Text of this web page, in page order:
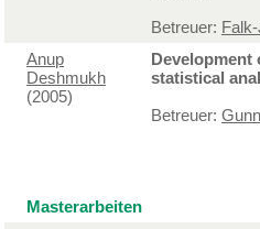
Betreuer:
Anup
Deshmukh
(2005)
Development
statistical
Betreuer:
Masterarbeiten